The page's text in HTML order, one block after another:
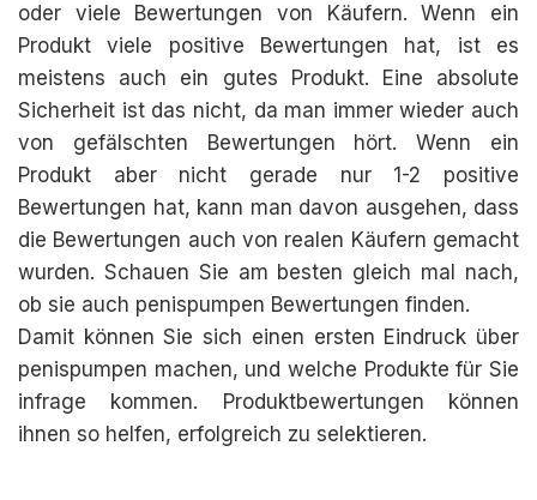
oder viele Bewertungen von Käufern. Wenn ein
Produkt viele positive Bewertungen hat, ist es
meistens auch ein gutes Produkt. Eine absolute
Sicherheit ist das nicht, da man immer wieder auch
von gefälschten Bewertungen hört. Wenn ein
Produkt aber nicht gerade nur 1-2 positive
Bewertungen hat, kann man davon ausgehen, dass
die Bewertungen auch von realen Käufern gemacht
wurden. Schauen Sie am besten gleich mal nach,
ob sie auch penispumpen Bewertungen finden.
Damit können Sie sich einen ersten Eindruck über
penispumpen machen, und welche Produkte für Sie
infrage kommen. Produktbewertungen können
ihnen so helfen, erfolgreich zu selektieren.